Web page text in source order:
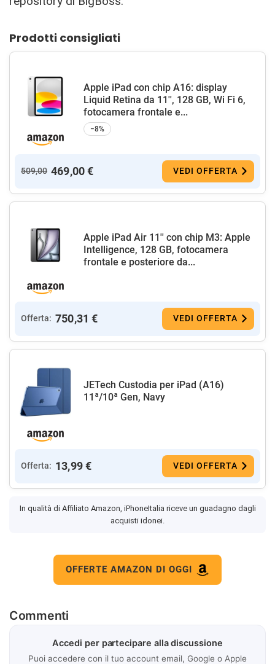
Prodotti consigliati
Apple iPad con chip A16: display
Liquid Retina da 11'', 128 GB, Wi Fi 6,
fotocamera frontale e...
−8%
509,00 469,00 € VEDI OFFERTA
Apple iPad Air 11'' con chip M3: Apple
Intelligence, 128 GB, fotocamera
frontale e posteriore da...
Offerta: 750,31 € VEDI OFFERTA
JETech Custodia per iPad (A16)
11ª/10ª Gen, Navy
Offerta: 13,99 € VEDI OFFERTA
In qualità di Affiliato Amazon, iPhoneItalia riceve un guadagno dagli
acquisti idonei.
OFFERTE AMAZON DI OGGI
Commenti
Accedi per partecipare alla discussione
Puoi accedere con il tuo account email, Google o Apple